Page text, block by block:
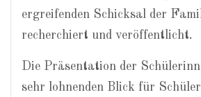
ergreifenden Schicksal der
recherchiert und veröffentlicht.
Die Präsentation der
sehr lohnenden Blick für